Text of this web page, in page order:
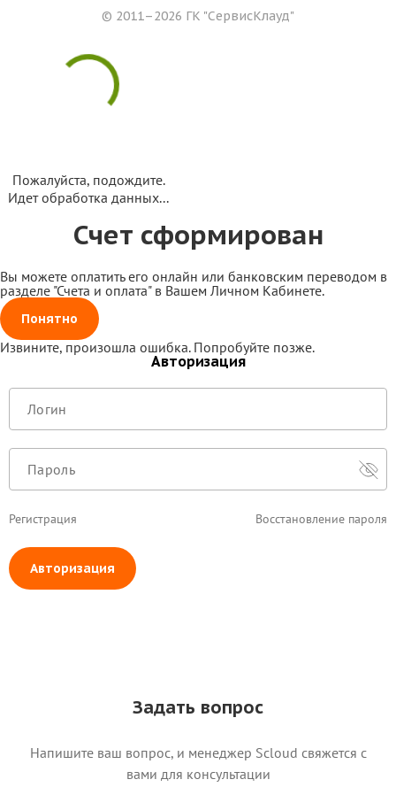
© 2011–2026 ГК "СервисКлауд"
Пожалуйста, подождите.
Идет обработка данных...
Счет сформирован
Вы можете оплатить его онлайн или банковским переводом в
разделе "Счета и оплата" в Вашем Личном Кабинете.
Понятно
Извините, произошла ошибка. Попробуйте позже.
Авторизация
Регистрация Восстановление пароля
Авторизация
Задать вопрос
Напишите ваш вопрос, и менеджер Scloud свяжется c
вами для консультации